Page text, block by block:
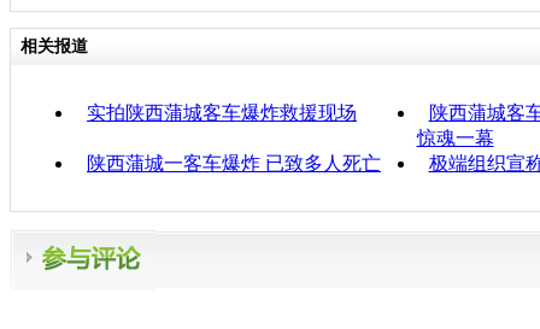
相关报道
实拍陕西蒲城客车爆炸救援现场
陕西蒲城客
惊魂一幕
陕西蒲城一客车爆炸 已致多人死亡
极端组织宣